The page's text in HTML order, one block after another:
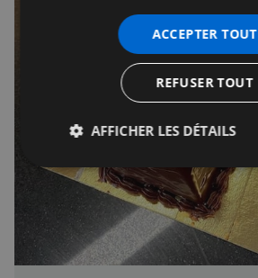
ACCEPTER TOUT
REFUSER TOUT
AFFICHER LES DÉTAILS
Strictement
nécessaires
Performance
Fonctionnalité